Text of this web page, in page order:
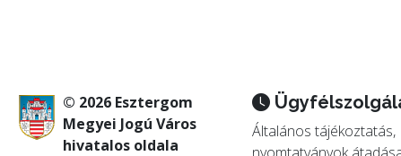
© 2026 Esztergom
Megyei Jogú Város
hivatalos oldala
Általános tájékoztatás,